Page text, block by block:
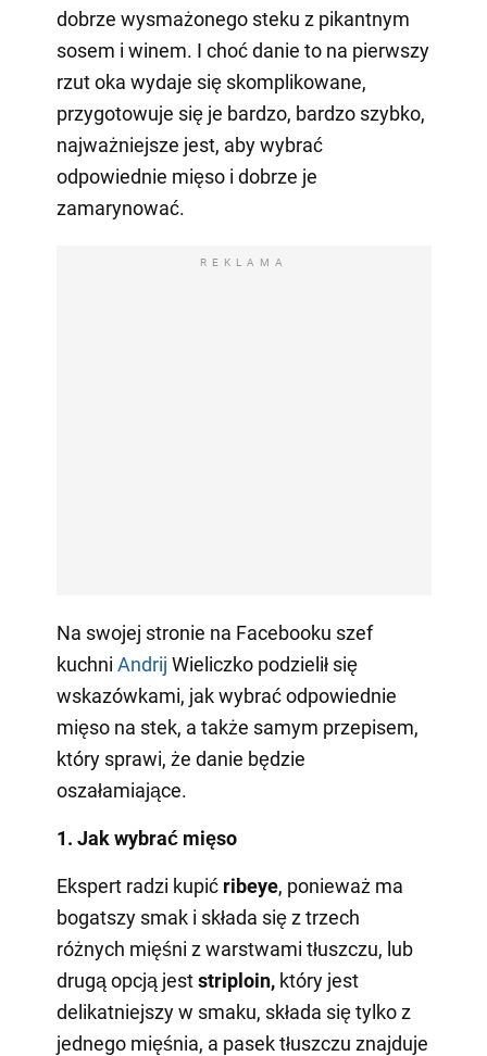
dobrze wysmażonego steku z pikantnym
sosem i winem. I choć danie to na pierwszy
rzut oka wydaje się skomplikowane,
przygotowuje się je bardzo, bardzo szybko,
najważniejsze jest, aby wybrać
odpowiednie mięso i dobrze je
zamarynować.
REKLAMA
Na swojej stronie na Facebooku szef
kuchni Andrij Wieliczko podzielił się
wskazówkami, jak wybrać odpowiednie
mięso na stek, a także samym przepisem,
który sprawi, że danie będzie
oszałamiające.
1. Jak wybrać mięso
Ekspert radzi kupić ribeye, ponieważ ma
bogatszy smak i składa się z trzech
różnych mięśni z warstwami tłuszczu, lub
drugą opcją jeststriploin,który jest
delikatniejszy w smaku, składa się tylko z
jednego mięśnia, a pasek tłuszczu znajduje